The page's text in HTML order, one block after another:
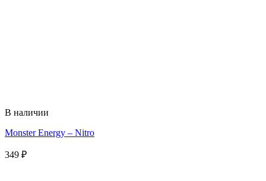
В наличии
Monster Energy – Nitro
349 ₽